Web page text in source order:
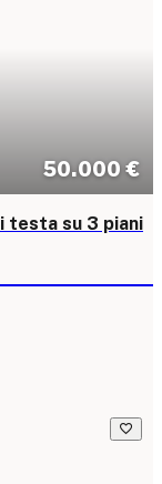
50.000 €
testa su 3 piani